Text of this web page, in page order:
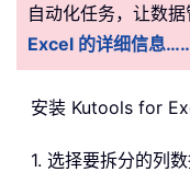
自动化任务，让数据
Excel 的详细信息
安装 Kutools for
1. 选择要拆分的列